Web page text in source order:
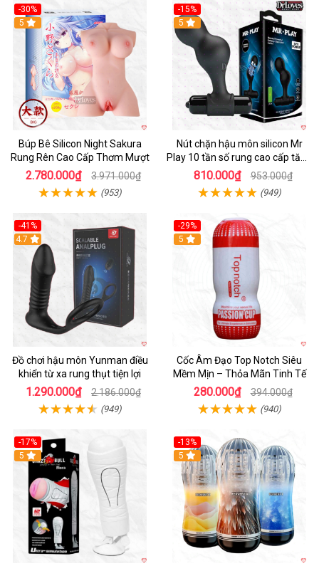
-30%
Hot
5
Búp Bê Silicon Night Sakura
Rung Rên Cao Cấp Thơm Mượt
2.780.000₫ 3.971.000₫
(953)
-15%
Hot
5
Nút chặn hậu môn silicon Mr
Play 10 tần số rung cao cấp tăng
khoái cảm
810.000₫ 953.000₫
(949)
-41%
Hot
4.7
Đồ chơi hậu môn Yunman điều
khiển từ xa rung thụt tiện lợi
1.290.000₫ 2.186.000₫
(949)
-29%
5
Cốc Âm Đạo Top Notch Siêu
Mềm Mịn – Thỏa Mãn Tinh Tế
280.000₫ 394.000₫
(940)
-17%
5
-13%
Hot
5